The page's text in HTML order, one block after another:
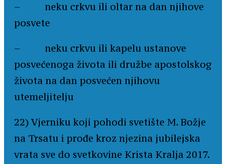
– neku crkvu ili oltar na dan njihove
posvete
– neku crkvu ili kapelu ustanove
posvećenoga života ili družbe apostolskog
života na dan posvećen njihovu
utemeljitelju
22) Vjerniku koji pohodi svetište M. Božje
na Trsatu i prođe kroz njezina jubilejska
vrata sve do svetkovine Krista Kralja 2017.